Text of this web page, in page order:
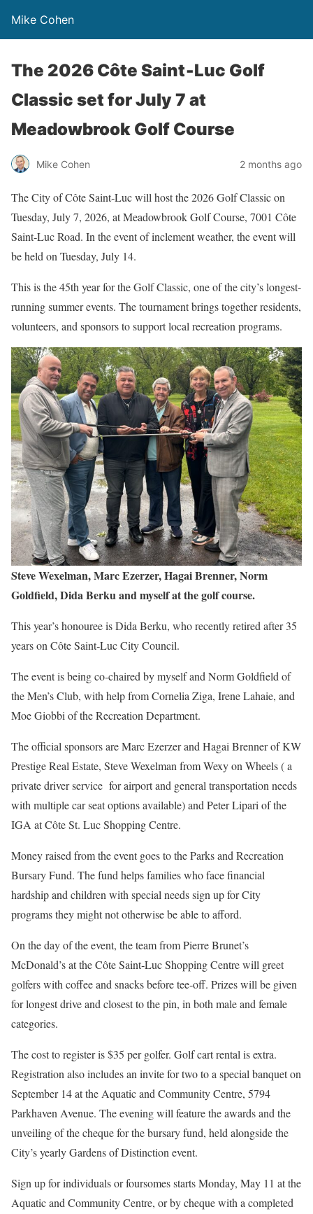
Mike Cohen
The 2026 Côte Saint‑Luc Golf
Classic set for July 7 at
Meadowbrook Golf Course
Mike Cohen 2 months ago
The City of Côte Saint‑Luc will host the 2026 Golf Classic on
Tuesday, July 7, 2026, at Meadowbrook Golf Course, 7001 Côte
Saint‑Luc Road. In the event of inclement weather, the event will
be held on Tuesday, July 14.
This is the 45th year for the Golf Classic, one of the city’s longest-
running summer events. The tournament brings together residents,
volunteers, and sponsors to support local recreation programs.
Steve Wexelman, Marc Ezerzer, Hagai Brenner, Norm
Goldfield, Dida Berku and myself at the golf course.
This year’s honouree is Dida Berku, who recently retired after 35
years on Côte Saint‑Luc City Council.
The event is being co‑chaired by myself and Norm Goldfield of
the Men’s Club, with help from Cornelia Ziga, Irene Lahaie, and
Moe Giobbi of the Recreation Department.
The official sponsors are Marc Ezerzer and Hagai Brenner of KW
Prestige Real Estate, Steve Wexelman from Wexy on Wheels ( a
private driver service for airport and general transportation needs
with multiple car seat options available) and Peter Lipari of the
IGA at Côte St. Luc Shopping Centre.
Money raised from the event goes to the Parks and Recreation
Bursary Fund. The fund helps families who face financial
hardship and children with special needs sign up for City
programs they might not otherwise be able to afford.
On the day of the event, the team from Pierre Brunet’s
McDonald’s at the Côte Saint‑Luc Shopping Centre will greet
golfers with coffee and snacks before tee‑off. Prizes will be given
for longest drive and closest to the pin, in both male and female
categories.
The cost to register is $35 per golfer. Golf cart rental is extra.
Registration also includes an invite for two to a special banquet on
September 14 at the Aquatic and Community Centre, 5794
Parkhaven Avenue. The evening will feature the awards and the
unveiling of the cheque for the bursary fund, held alongside the
City’s yearly Gardens of Distinction event.
Sign up for individuals or foursomes starts Monday, May 11 at the
Aquatic and Community Centre, or by cheque with a completed